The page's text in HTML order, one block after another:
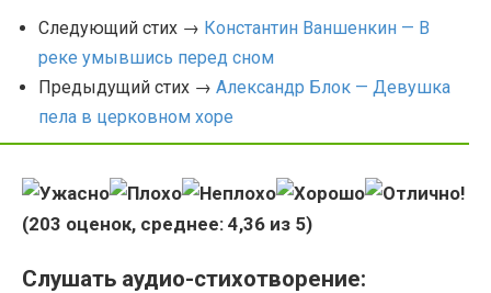
Следующий стих → Константин Ваншенкин — В
реке умывшись перед сном
Предыдущий стих → Александр Блок — Девушка
пела в церковном хоре
(203 оценок, среднее: 4,36 из 5)
Слушать аудио-стихотворение: